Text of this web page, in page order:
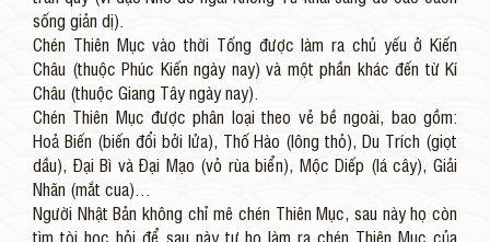
sống giản dị).
Chén Thiên Mục vào thời Tống được làm ra chủ yếu ở Kiến
Châu (thuộc Phúc Kiến ngày nay) và một phần khác đến từ Kí
Châu (thuộc Giang Tây ngày nay).
Chén Thiên Mục được phân loại theo vẻ bề ngoài, bao gồm:
Hoả Biến (biến đổi bởi lửa), Thố Hào (lông thỏ), Du Trích (giọt
dầu), Đại Bì và Đại Mạo (vỏ rùa biển), Mộc Diếp (lá cây), Giải
Nhãn (mắt cua)…
Người Nhật Bản không chỉ mê chén Thiên Mục, sau này họ còn
tìm tòi học hỏi để sau này tự họ làm ra chén Thiên Mục của